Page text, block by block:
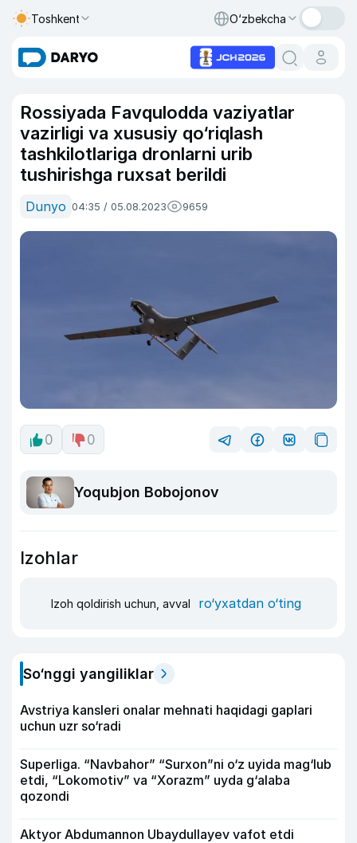
Toshkent O‘zbekcha
Rossiyada Favqulodda vaziyatlar
vazirligi va xususiy qo‘riqlash
tashkilotlariga dronlarni urib
tushirishga ruxsat berildi
Dunyo 04:35 / 05.08.2023 9659
0 0
Yoqubjon Bobojonov
Izohlar
Izoh qoldirish uchun, avval ro‘yxatdan o‘ting
So‘nggi yangiliklar
Avstriya kansleri onalar mehnati haqidagi gaplari
uchun uzr so‘radi
Superliga. “Navbahor” “Surxon”ni o‘z uyida mag‘lub
etdi, “Lokomotiv” va “Xorazm” uyda g‘alaba
qozondi
Aktyor Abdu­mannon Ubaydullayev vafot etdi